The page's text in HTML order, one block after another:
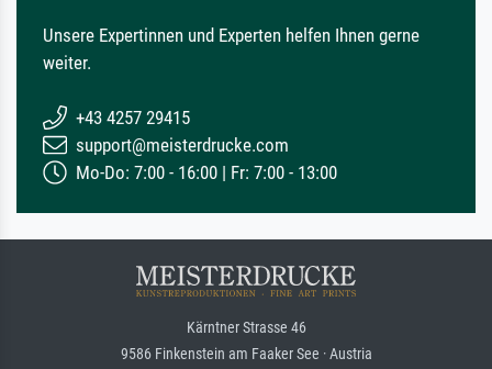
Unsere Expertinnen und Experten helfen Ihnen gerne
weiter.
+43 4257 29415
support@meisterdrucke.com
Mo-Do: 7:00 - 16:00 | Fr: 7:00 - 13:00
Kärntner Strasse 46
9586 Finkenstein am Faaker See · Austria